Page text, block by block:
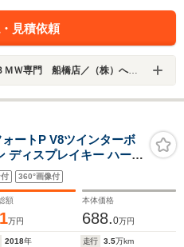
見積依頼
専門 船橋店／（株）へリックス
ートP V8ツインターボ
ディスプレイキー ハーマ
チレーション マッサー
ッシュ カーボンルーフ
360°画像付
額
万円
本体価格
688.0万円
2018年 走行 3.5万km